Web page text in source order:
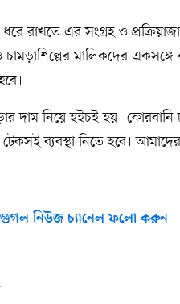
রাখতে এর সংগ্রহ ও
চামড়াশিল্পের মালিকদের
দাম নিয়ে হইচই হয়। কোরবানি
ব্যবস্থা নিতে হবে।
নিউজ চ্যানেল ফলো করুন